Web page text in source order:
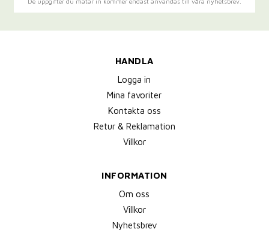
HANDLA
Logga in
Mina favoriter
Kontakta oss
Retur & Reklamation
Villkor
INFORMATION
Om oss
Villkor
Nyhetsbrev